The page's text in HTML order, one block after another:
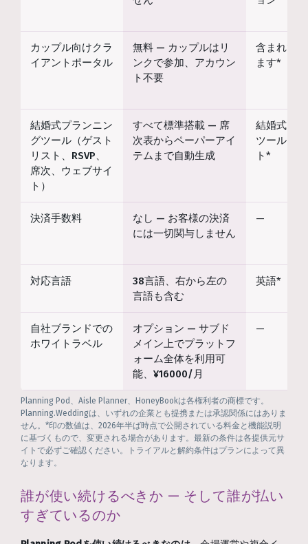
カップル向けクラ
イアントポータル
無料 — カップルはリ
ンクで参加、アカウン
ト不要
含まれてい
ます*
結婚式プランニン
グツール（ゲスト
リスト、RSVP、
席次、ウェブサイ
ト）
すべて標準搭載 — 席
次表からペーパーアイ
テムまで自動生成
結婚式向け
ツールセッ
ト*
決済手数料
なし — お客様の決済
には一切関与しません
—
対応言語
38言語、右から左の
言語も含む
英語*
自社ブランドでの
ホワイトラベル
オプション — サブド
メイン上でプラットフ
ォーム全体を利用可
能、¥16000/月
—
Planning Pod、Aisle Planner、HoneyBookは各権利者の商標です。
Planning.Weddingは、いずれの企業とも提携または承認関係にはありま
せん。*印の数値は、2026年半ば時点で公開されている料金と機能説明
に基づくもので、変更される場合があります。最新の条件は各提供元サ
イトで必ずご確認ください。トライアルと解約条件はプランによって異
なります。
誰が使い続けるべきか — そして誰が払い
すぎているのか